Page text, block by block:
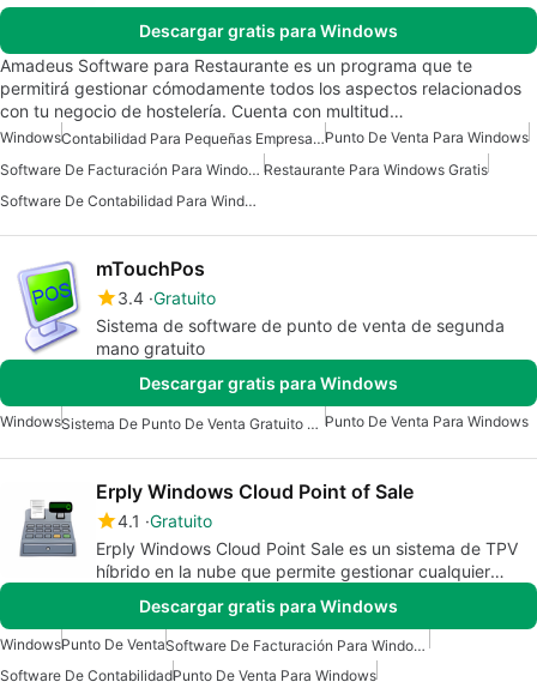
Descargar gratis para Windows
Amadeus Software para Restaurante es un programa que te
permitirá gestionar cómodamente todos los aspectos relacionados
con tu negocio de hostelería. Cuenta con multitud…
Windows Contabilidad Para Pequeñas Empresas Para WindowsPunto De Venta Para Windows
Software De Facturación Para Windows Restaurante Para Windows Gratis
Software De Contabilidad Para Windows
mTouchPos
3.4 Gratuito
Sistema de software de punto de venta de segunda
mano gratuito
Descargar gratis para Windows
Windows Sistema De Punto De Venta Gratuito Para Windows Punto De Venta Para Windows
Erply Windows Cloud Point of Sale
4.1 Gratuito
Erply Windows Cloud Point Sale es un sistema de TPV
híbrido en la nube que permite gestionar cualquier
Descargar gratis para Windows
WindowsPunto De Venta
Software De Facturación Para Windows
Software De ContabilidadPunto De Venta Para Windows